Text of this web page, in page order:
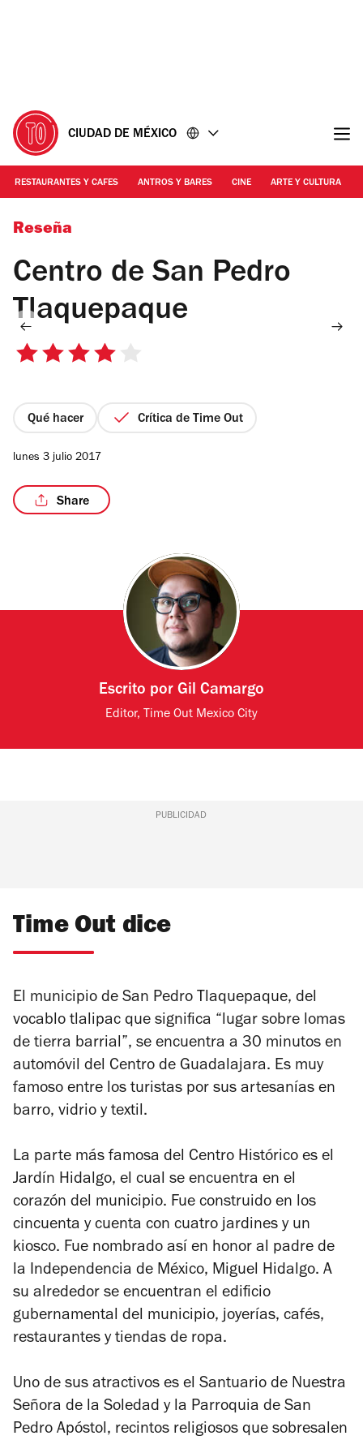
CIUDAD DE MÉXICO
RESTAURANTES Y CAFES ANTROS Y BARES CINE ARTE Y CULTURA
Foto: Cortesía Gobierno de San Pedro Tlaquepaque
Reseña
Centro de San Pedro
Tlaquepaque
4
estrellas
Qué hacer Crítica de Time Out
lunes 3 julio 2017
Share
Escrito por Gil Camargo
Editor, Time Out Mexico City
PUBLICIDAD
Time Out dice
El municipio de San Pedro Tlaquepaque, del
vocablo tlalipac que significa “lugar sobre lomas
de tierra barrial”, se encuentra a 30 minutos en
automóvil del Centro de Guadalajara. Es muy
famoso entre los turistas por sus artesanías en
barro, vidrio y textil.
La parte más famosa del Centro Histórico es el
Jardín Hidalgo, el cual se encuentra en el
corazón del municipio. Fue construido en los
cincuenta y cuenta con cuatro jardines y un
kiosco. Fue nombrado así en honor al padre de
la Independencia de México, Miguel Hidalgo. A
su alrededor se encuentran el edificio
gubernamental del municipio, joyerías, cafés,
restaurantes y tiendas de ropa.
Uno de sus atractivos es el Santuario de Nuestra
Señora de la Soledad y la Parroquia de San
Pedro Apóstol, recintos religiosos que sobresalen